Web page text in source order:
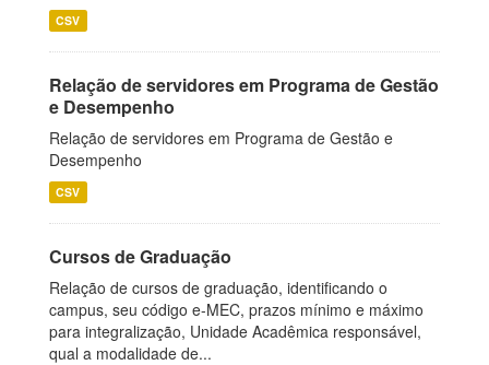
CSV
Relação de servidores em Programa de Gestão
e Desempenho
Relação de servidores em Programa de Gestão e
Desempenho
CSV
Cursos de Graduação
Relação de cursos de graduação, identificando o
campus, seu código e-MEC, prazos mínimo e máximo
para integralização, Unidade Acadêmica responsável,
qual a modalidade de...